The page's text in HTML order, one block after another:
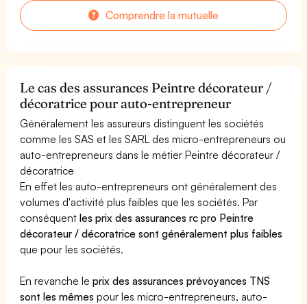
Comprendre la mutuelle
Le cas des assurances Peintre décorateur /
décoratrice pour auto-entrepreneur
Généralement les assureurs distinguent les sociétés
comme les SAS et les SARL des micro-entrepreneurs ou
auto-entrepreneurs dans le métier Peintre décorateur /
décoratrice
En effet les auto-entrepreneurs ont généralement des
volumes d'activité plus faibles que les sociétés. Par
conséquentles prix des assurances rc pro Peintre
décorateur / décoratrice sont généralement plus faibles
que pour les sociétés.
En revanche leprix des assurances prévoyances TNS
sont les mêmes pour les micro-entrepreneurs, auto-